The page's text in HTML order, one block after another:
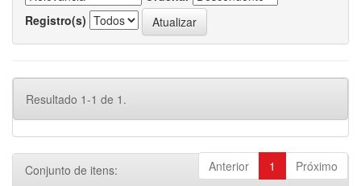
Registro(s)
Resultado 1-1 de 1.
Anterior 1 Próximo
Conjunto de itens: